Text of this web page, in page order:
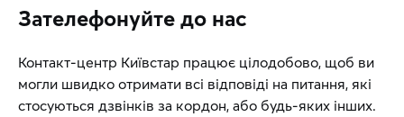
Зателефонуйте до нас
Контакт-центр Київстар працює цілодобово, щоб ви
могли швидко отримати всі відповіді на питання, які
стосуються дзвінків за кордон, або будь-яких інших.